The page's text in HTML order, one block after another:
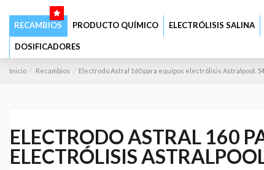
RECAMBIOS PRODUCTO QUÍMICO ELECTRÓLISIS SALINA
DOSIFICADORES
Inicio Recambios Electrodo Astral 160 para equipos electrólisis Astralpool.
ELECTRODO ASTRAL 160
ELECTRÓLISIS